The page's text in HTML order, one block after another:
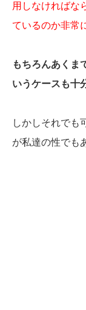
用しなければな
ているのか非常
もちろんあくま
いうケースも十
しかしそれでも
が私達の性でも